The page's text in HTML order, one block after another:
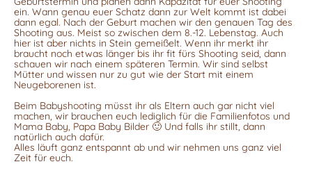
ein. Wann genau euer Schatz dann zur Welt kommt ist dabei
dann egal. Nach der Geburt machen wir den genauen Tag des
Shooting aus. Meist so zwischen dem 8.-12. Lebenstag. Auch
hier ist aber nichts in Stein gemeißelt. Wenn ihr merkt ihr
braucht noch etwas länger bis ihr fit fürs Shooting seid, dann
schauen wir nach einem späteren Termin. Wir sind selbst
Mütter und wissen nur zu gut wie der Start mit einem
Neugeborenen ist.
Beim Babyshooting müsst ihr als Eltern auch gar nicht viel
machen, wir brauchen euch lediglich für die Familienfotos und
Mama Baby, Papa Baby Bilder 🙂 Und falls ihr stillt, dann
natürlich auch dafür.
Alles läuft ganz entspannt ab und wir nehmen uns ganz viel
Zeit für euch.